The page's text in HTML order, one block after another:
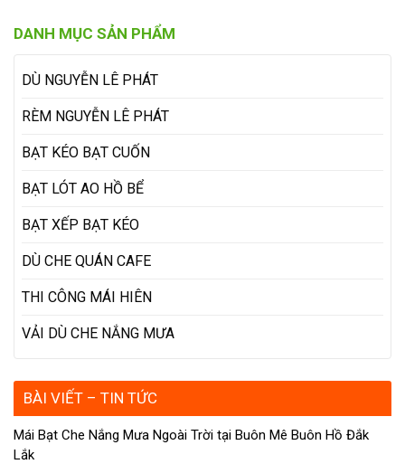
DANH MỤC SẢN PHẨM
DÙ NGUYỄN LÊ PHÁT
RÈM NGUYỄN LÊ PHÁT
BẠT KÉO BẠT CUỐN
BẠT LÓT AO HỒ BỂ
BẠT XẾP BẠT KÉO
DÙ CHE QUÁN CAFE
THI CÔNG MÁI HIÊN
VẢI DÙ CHE NẮNG MƯA
BÀI VIẾT – TIN TỨC
Mái Bạt Che Nắng Mưa Ngoài Trời tại Buôn Mê Buôn Hồ Đắk
Lắk
quả, thiết kế linh hoạt và độ bền cao.